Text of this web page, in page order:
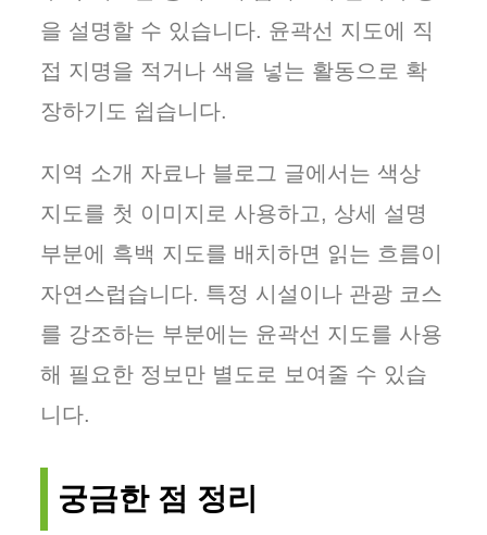
을 설명할 수 있습니다. 윤곽선 지도에 직
접 지명을 적거나 색을 넣는 활동으로 확
장하기도 쉽습니다.
지역 소개 자료나 블로그 글에서는 색상
지도를 첫 이미지로 사용하고, 상세 설명
부분에 흑백 지도를 배치하면 읽는 흐름이
자연스럽습니다. 특정 시설이나 관광 코스
를 강조하는 부분에는 윤곽선 지도를 사용
해 필요한 정보만 별도로 보여줄 수 있습
니다.
궁금한 점 정리